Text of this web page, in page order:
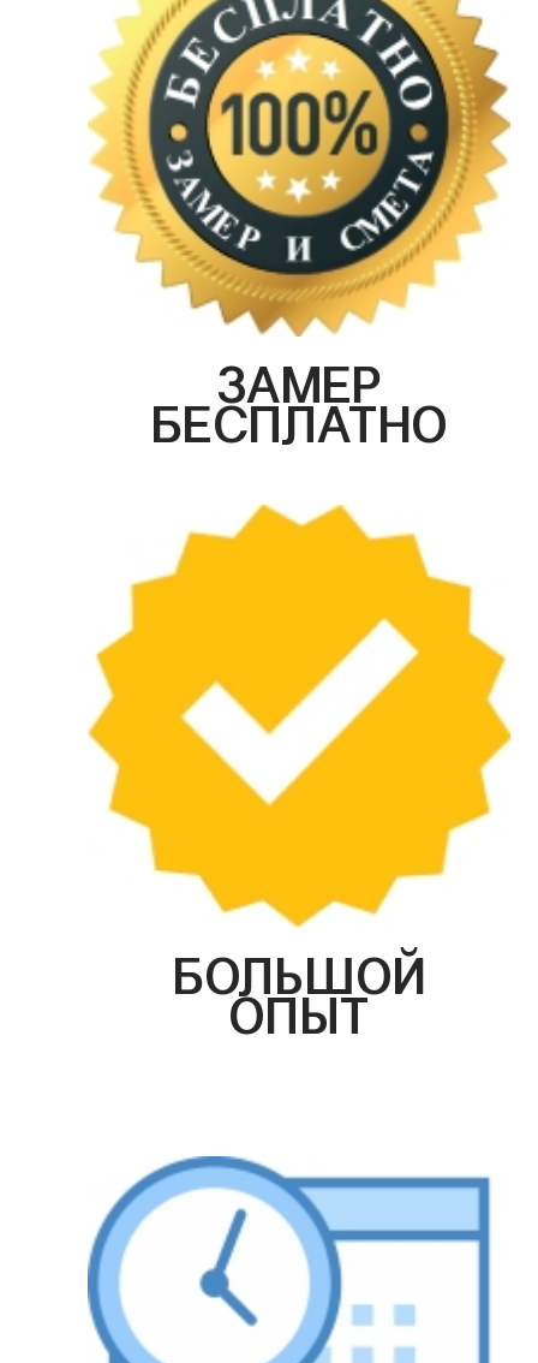
ЗАМЕР
БЕСПЛАТНО
БОЛЬШОЙ
ОПЫТ